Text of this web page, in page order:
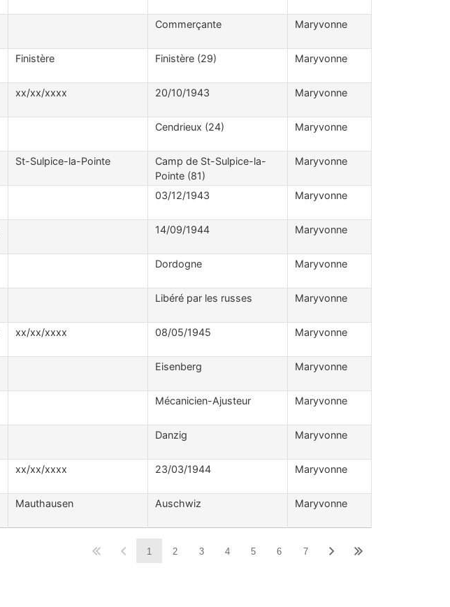
Commerçante Maryvonne
Finistère Finistère (29) Maryvonne
xx/xx/xxxx 20/10/1943 Maryvonne
Cendrieux (24) Maryvonne
St-Sulpice-la-Pointe
Camp de St-Sulpice-la-
Pointe (81)
Maryvonne
03/12/1943 Maryvonne
14/09/1944 Maryvonne
Dordogne Maryvonne
Libéré par les russes Maryvonne
xx/xx/xxxx 08/05/1945 Maryvonne
Eisenberg Maryvonne
Mécanicien-Ajusteur Maryvonne
Danzig Maryvonne
xx/xx/xxxx 23/03/1944 Maryvonne
Mauthausen Auschwiz Maryvonne
1 2 3 4 5 6 7